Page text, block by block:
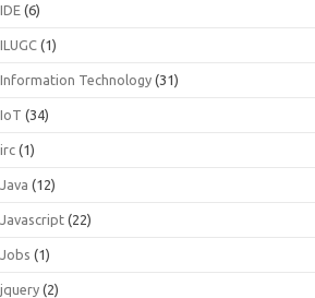
IDE (6)
ILUGC (1)
Information Technology (31)
IoT (34)
irc (1)
Java (12)
Javascript (22)
Jobs (1)
jquery (2)